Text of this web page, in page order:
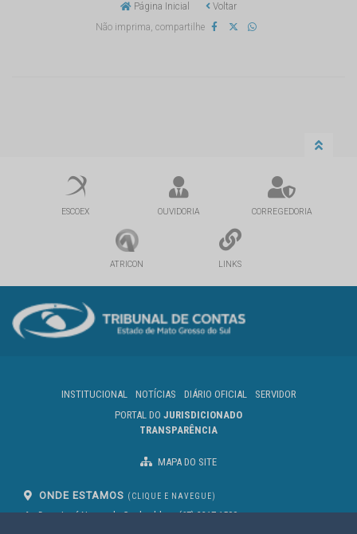
Página Inicial
Voltar
Não imprima, compartilhe
ESCOEX OUVIDORIA CORREGEDORIA
ATRICON LINKS
INSTITUCIONAL NOTÍCIAS DIÁRIO OFICIAL
SERVIDOR
PORTAL DO JURISDICIONADO
TRANSPARÊNCIA
MAPA DO SITE
ONDE ESTAMOS (CLIQUE E NAVEGUE)
Av. Des. José Nunes da Cunha, bloco(67) 3317-1500